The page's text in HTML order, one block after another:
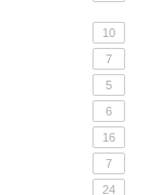
10
7
5
6
16
7
24